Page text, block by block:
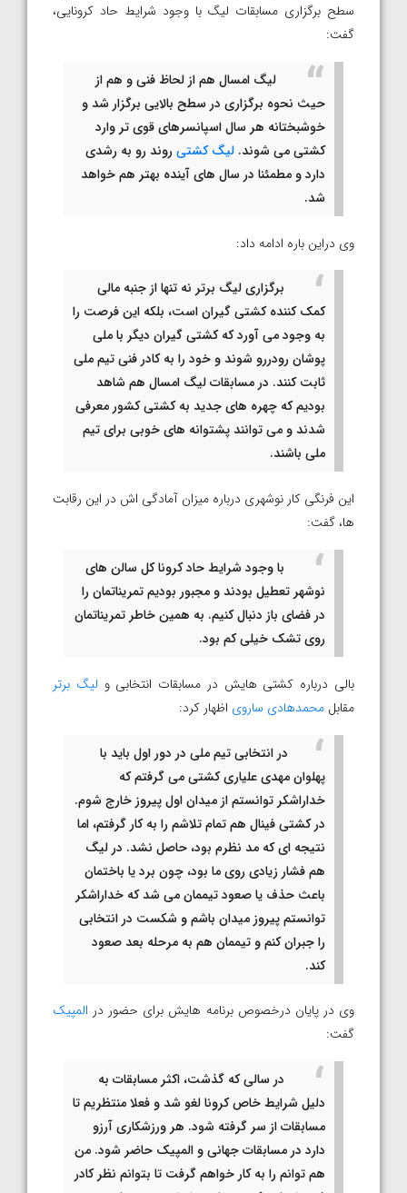
سطح برگزاری مسابقات لیگ با وجود شرایط حاد کرونایی،
گفت:
لیگ امسال هم از لحاظ فنی و هم از
حیث نحوه برگزاری در سطح بالایی برگزار شد و
خوشبختانه هر سال اسپانسرهای قوی تر وارد
کشتی می شوند. لیگ کشتیروند رو به رشدی
دارد و مطمئنا در سال های آینده بهتر هم خواهد
شد.
وی دراین باره ادامه داد:
برگزاری لیگ برتر نه تنها از جنبه مالی
کمک کننده کشتی گیران است، بلکه این فرصت را
به وجود می آورد که کشتی گیران دیگر با ملی
پوشان رودررو شوند و خود را به کادر فنی تیم ملی
ثابت کنند. در مسابقات لیگ امسال هم شاهد
بودیم که چهره های جدید به کشتی کشور معرفی
شدند و می توانند پشتوانه های خوبی برای تیم
ملی باشند.
این فرنگی کار نوشهری درباره میزان آمادگی اش در این رقابت
ها، گفت:
با وجود شرایط حاد کرونا کل سالن های
نوشهر تعطیل بودند و مجبور بودیم تمریناتمان را
در فضای باز دنبال کنیم. به همین خاطر تمریناتمان
روی تشک خیلی کم بود.
بالی درباره کشتی هایش در مسابقات انتخابی و لیگ برتر
مقابل محمدهادی ساروی اظهار کرد:
در انتخابی تیم ملی در دور اول باید با
پهلوان مهدی علیاری کشتی می گرفتم که
خداراشکر توانستم از میدان اول پیروز خارج شوم.
در کشتی فینال هم تمام تلاشم را به کار گرفتم، اما
نتیجه ای که مد نظرم بود، حاصل نشد. در لیگ
هم فشار زیادی روی ما بود، چون برد یا باختمان
باعث حذف یا صعود تیممان می شد که خداراشکر
توانستم پیروز میدان باشم و شکست در انتخابی
را جبران کنم و تیممان هم به مرحله بعد صعود
کند.
وی در پایان درخصوص برنامه هایش برای حضور در المپیک
گفت:
در سالی که گذشت، اکثر مسابقات به
دلیل شرایط خاص کرونا لغو شد و فعلا منتظریم تا
مسابقات از سر گرفته شود. هر ورزشکاری آرزو
دارد در مسابقات جهانی و المپیک حاضر شود. من
هم توانم را به کار خواهم گرفت تا بتوانم نظر کادر